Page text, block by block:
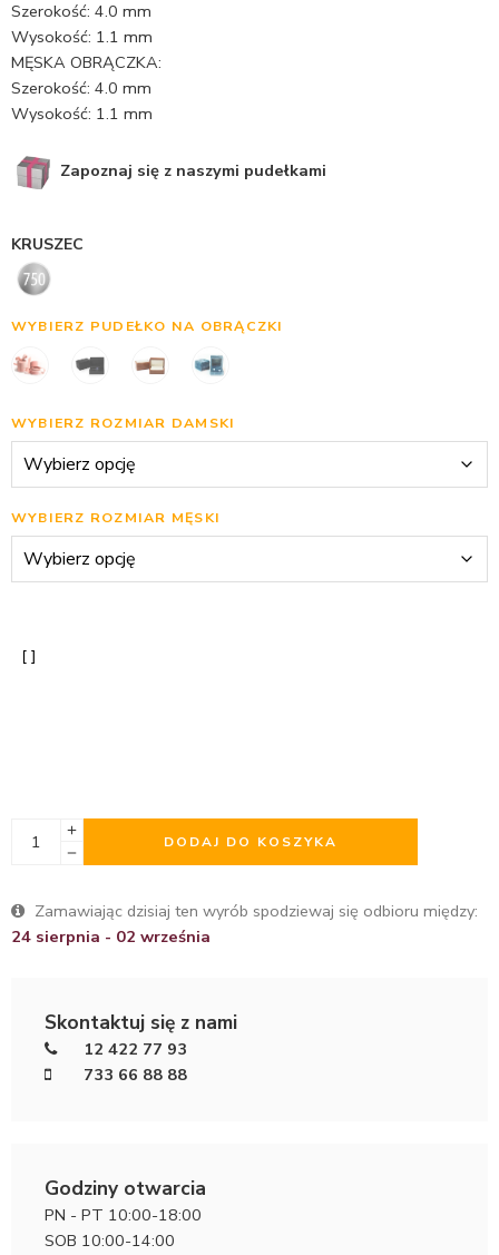
Szerokość: 4.0 mm
Wysokość: 1.1 mm
MĘSKA OBRĄCZKA:
Szerokość: 4.0 mm
Wysokość: 1.1 mm
Zapoznaj się z naszymi pudełkami
KRUSZEC
WYBIERZ PUDEŁKO NA OBRĄCZKI
WYBIERZ ROZMIAR DAMSKI
WYBIERZ ROZMIAR MĘSKI
DODAJ DO KOSZYKA
Zamawiając dzisiaj ten wyrób spodziewaj się odbioru między:
24 sierpnia - 02 września
Skontaktuj się z nami
12 422 77 93
733 66 88 88
Godziny otwarcia
PN - PT 10:00-18:00
SOB 10:00-14:00